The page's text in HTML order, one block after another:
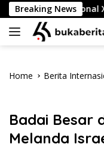
Skip
to
content
Breaking News
Nasional XII 2026 di
Home Berita
Badai Besar
Melanda